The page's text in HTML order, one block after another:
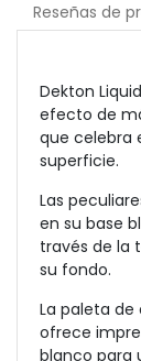
Reseñas de
Dekton
efecto de
que celebra
superficie.
Las
en su base
través de la
su fondo.
La paleta de
ofrece
blanco para